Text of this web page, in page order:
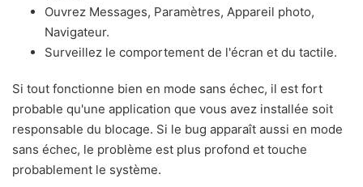
Ouvrez Messages, Paramètres, Appareil photo,
Navigateur.
Surveillez le comportement de l'écran et du tactile.
Si tout fonctionne bien en mode sans échec, il est fort
probable qu'une application que vous avez installée soit
responsable du blocage. Si le bug apparaît aussi en mode
sans échec, le problème est plus profond et touche
probablement le système.